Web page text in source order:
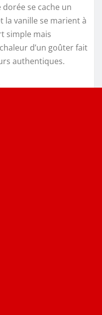
se cache un
vanille se marient à
simple mais
d’un goûter fait
authentiques.